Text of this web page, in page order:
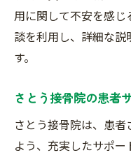
用に関して不安を感
談を利用し、詳細な
す。
さとう接骨院の患者
さとう接骨院は、患
よう、充実したサポー